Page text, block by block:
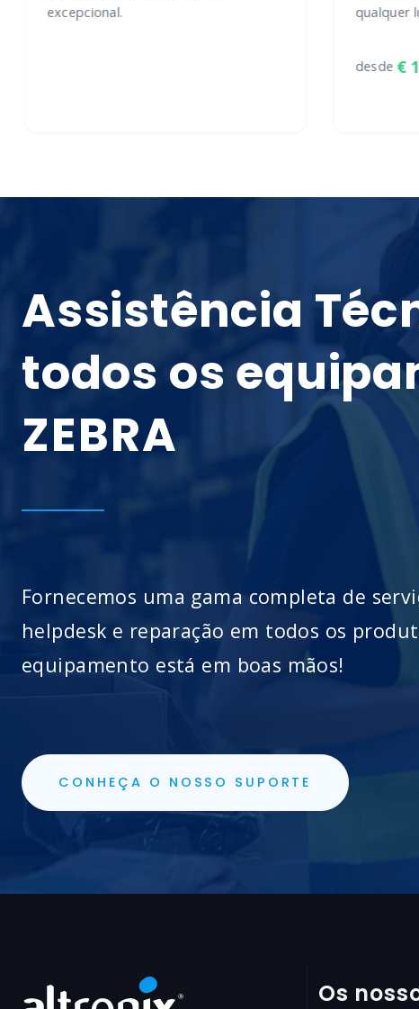
excepcional.
qualquer
desde
Assistência
todos os
ZEBRA
Fornecemos uma gama completa de
helpdesk e reparação em todos os
equipamento está em boas mãos!
CONHEÇA O NOSSO SUPORTE
Os